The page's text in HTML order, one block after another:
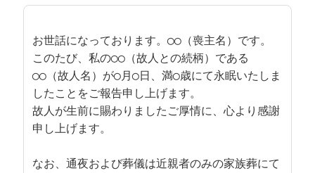
お世話になっております。◯◯（喪主名）です。
このたび、私の◯◯（故人との続柄）である
◯◯（故人名）が◯月◯日、満◯歳にて永眠いたしま
したことをご報告申し上げます。
故人が生前に賜わりましたご厚情に、心より感謝
申し上げます。
なお、通夜および葬儀は近親者のみの家族葬にて